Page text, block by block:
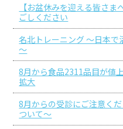
【お盆休みを迎える皆さ
ごしください
名北トレーニング ～日本
～
8月から食品2311品目が値
拡大
8月からの受診にご注意く
ついて～